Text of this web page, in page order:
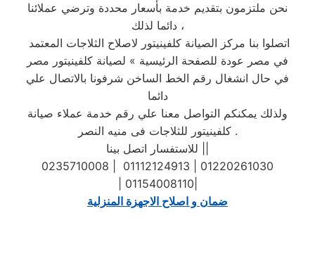
نحن ملتزمون بتقديم خدمة بأسعار محددة وترضي عملائنا
دائما لذلك ،
في مصر عودة للصفحة الرئيسية » لصيانة كلفينيتور مصر
في حال انشغال رقم الخط الساخن شرفونا بالاتصال علي
دائما
ولذلك يمكنكم التواصل معنا علي رقم خدمة عملاء صيانة
كلفينيتور للثلاجات فى منيه النصر .
0235710008 | 01112124913 | 01220261030
| 01154008110|
ضمان و اصلاح الاجهزة المنزلية